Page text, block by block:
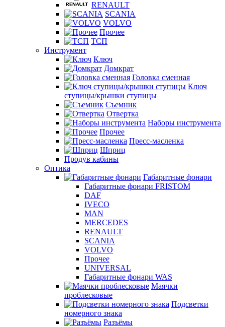
RENAULT
SCANIA
VOLVO
Прочее
ТСП
Инструмент
Ключ
Домкрат
Головка сменная
Ключ
ступицы/крышки ступицы
Съемник
Отвертка
Наборы инструмента
Прочее
Пресс-масленка
Шприц
Продув кабины
Оптика
Габаритные фонари
Габаритные фонари FRISTOM
DAF
IVECO
MAN
MERCEDES
RENAULT
SCANIA
VOLVO
Прочее
UNIVERSAL
Габаритные фонари WAS
Маячки
проблесковые
Подсветки
номерного знака
Разъёмы